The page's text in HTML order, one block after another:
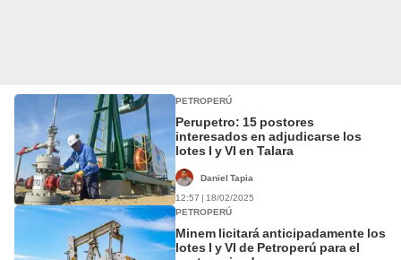
PETROPERÚ
Perupetro: 15 postores
interesados en adjudicarse los
lotes I y VI en Talara
Daniel Tapia
12:57 | 18/02/2025
PETROPERÚ
Minem licitará anticipadamente los
lotes I y VI de Petroperú para el